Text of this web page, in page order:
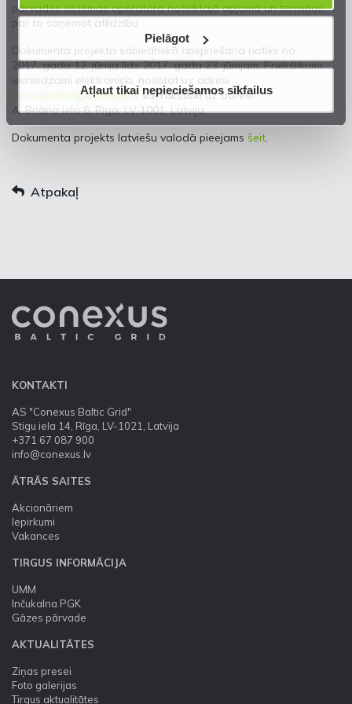
Pielāgot
Atļaut tikai nepieciešamos sīkfailus
pārvades sistēmas operatora noteiktajā apjomā un termiņos,
par to saņemot atlīdzību.
Dokumenta projekta sabiedriskā apspriešana notiks no
2017. gada 12. jūnija līdz 2017. gada 23. jūnijam. Priekšlikumi
iesniedzami elektroniski, nosūtot uz adresi
consultation@conexus.lv vai rakstiski uz adresi
A. Briāna iela 6, Rīga, LV 1001, Latvija.
Dokumenta projekts latviešu valodā pieejams šeit.
Atpakaļ
KONTAKTI
AS "Conexus Baltic Grid"
Stigu iela 14, Rīga, LV-1021, Latvija
+371 67 087 900
info@conexus.lv
ĀTRĀS SAITES
Akcionāriem
Iepirkumi
Vakances
TIRGUS INFORMĀCIJA
UMM
Inčukalna PGK
Gāzes pārvade
AKTUALITĀTES
Ziņas presei
Foto galerijas
Tirgus aktualitātes